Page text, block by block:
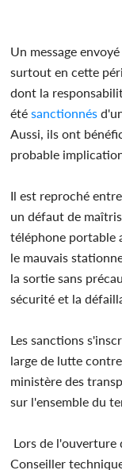
Un message
surtout en cette
dont la
étésanctionnés
Aussi, ils ont
probable
Il est reproché
un défaut de
téléphone portable
le mauvais
la sortie sans
sécurité et la
Les sanctions
large de lutte
ministère des
sur l'ensemble du
Lors de l'ouverture
Conseiller